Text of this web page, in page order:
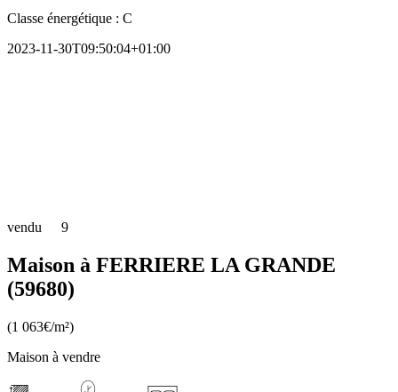
Classe énergétique : C
2023-11-30T09:50:04+01:00
vendu 9
Maison à FERRIERE LA GRANDE
(59680)
(1 063€/m²)
Maison à vendre